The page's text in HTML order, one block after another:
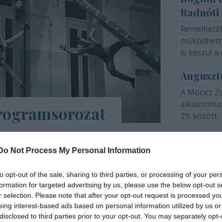
Not Process My Personal Information
opt-out of the sale, sharing to third parties, or processing of your
for targeted advertising by us, please use the below opt-out
selection. Please note that after your opt-out request is processed
interest-based ads based on personal information utilized by us
to third parties prior to your opt-out. You may separately
Háza e-Trafó elnevezésű
tartalmas, a digitális platformokon
online táncórák, live setek,
színházunk
Radnóti
is készül a
A Móricz
29. között.
INTERJÚ